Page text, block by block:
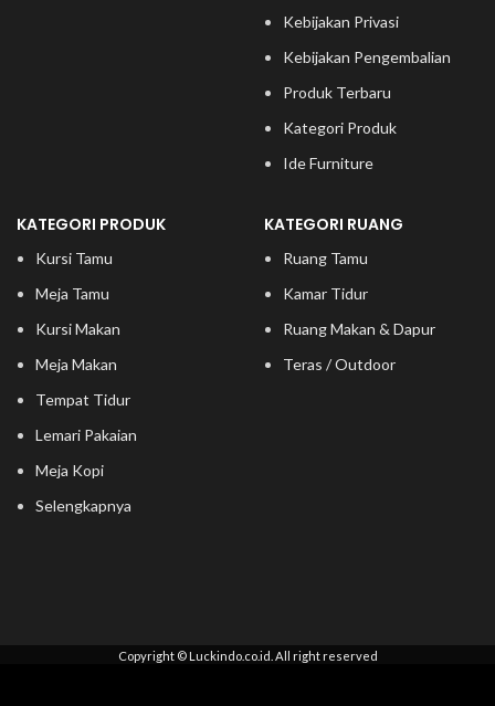
Kebijakan Privasi
Kebijakan Pengembalian
Produk Terbaru
Kategori Produk
Ide Furniture
KATEGORI PRODUK
Kursi Tamu
Meja Tamu
Kursi Makan
Meja Makan
Tempat Tidur
Lemari Pakaian
Meja Kopi
Selengkapnya
KATEGORI RUANG
Ruang Tamu
Kamar Tidur
Ruang Makan & Dapur
Teras / Outdoor
Copyright © Luckindo.co.id. All right reserved